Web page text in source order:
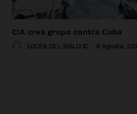
CIA crea grupo contra Cuba
LUCES DEL SIGLO IC - 6 Agosto,